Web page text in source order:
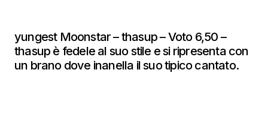
yungest Moonstar – thasup – Voto 6,50 –
thasup è fedele al suo stile e si ripresenta con
un brano dove inanella il suo tipico cantato.